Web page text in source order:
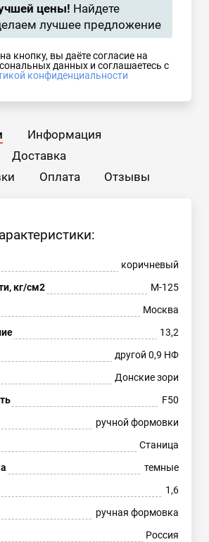
цены! Найдете
лучшее предложение
кнопку, вы даёте согласие на
конфиденциальности
Информация
Доставка
Оплата Отзывы
коричневый
кг/см2
М-125
Москва
13,2
другой 0,9 НФ
Донские зори
F50
ручной формовки
Станица
темные
1,6
ручная формовка
Россия